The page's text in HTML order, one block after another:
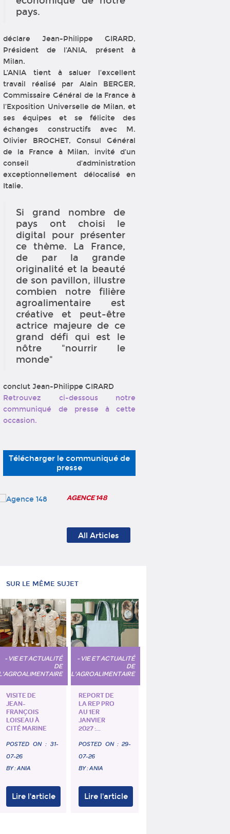
pays.
déclare Jean-Philippe GIRARD,
Président de l’ANIA, présent à
Milan.
L’ANIA tient à saluer l’excellent
travail réalisé par Alain BERGER,
Commissaire Général de la France à
l’Exposition Universelle de Milan, et
ses équipes et se félicite des
échanges constructifs avec M.
Olivier BROCHET, Consul Général
de la France à Milan, invité d’un
conseil d’administration
exceptionnellement délocalisé en
Italie.
Si grand nombre de
pays ont choisi le
digital pour présenter
ce thème. La France,
de par la grande
originalité et la beauté
de son pavillon, illustre
combien notre filière
agroalimentaire est
créative et peut-être
actrice majeure de ce
grand défi qui est le
nôtre "nourrir le
monde"
conclut Jean-Philippe GIRARD
Retrouvez ci-dessous notre
communiqué de presse à cette
occasion.
Télécharger le communiqué de
presse
AGENCE 148
All Articles
SUR LE MÊME SUJET
- VIE ET ACTUALITÉ
DE
VISITE DE
JEAN-
FRANÇOIS
LOISEAU À
CITÉ MARINE
POSTED ON : 31-
07-26
BY : ANIA
Lire l'article
- VIE ET ACTUALITÉ
DE
L'AGROALIMENTAIRE
REPORT DE
LA REP PRO
AU 1ER
JANVIER
2027 :...
POSTED ON : 29-
07-26
BY : ANIA
Lire l'article